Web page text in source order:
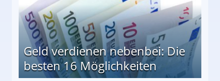
Geld verdienen nebenbei: Die
besten 16 Möglichkeiten